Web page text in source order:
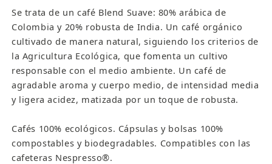
50
cápsulas)
50
cápsulas)
Se trata de un café Blend Suave: 80% arábica de
Colombia y 20% robusta de India. Un café orgánico
cultivado de manera natural, siguiendo los criterios de
la Agricultura Ecológica, que fomenta un cultivo
responsable con el medio ambiente. Un café de
agradable aroma y cuerpo medio, de intensidad media
y ligera acidez, matizada por un toque de robusta.
Cafés 100% ecológicos. Cápsulas y bolsas 100%
compostables y biodegradables. Compatibles con las
cafeteras Nespresso®.